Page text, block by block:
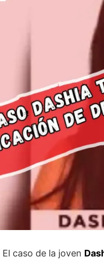
El caso de la joven